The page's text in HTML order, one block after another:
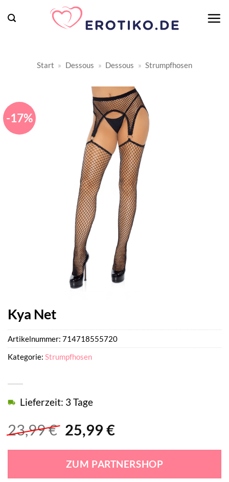
Inhalt
Start » Dessous » Dessous » Strumpfhosen
-17%
Kya Net
23,99€ Ursprünglicher
war:
23,99 €
25,99 €Aktueller
ist:
25,99 €.
Lieferzeit: 3 Tage
ZUM PARTNERSHOP
Artikelnummer: 714718555720
Kategorie: Strumpfhosen